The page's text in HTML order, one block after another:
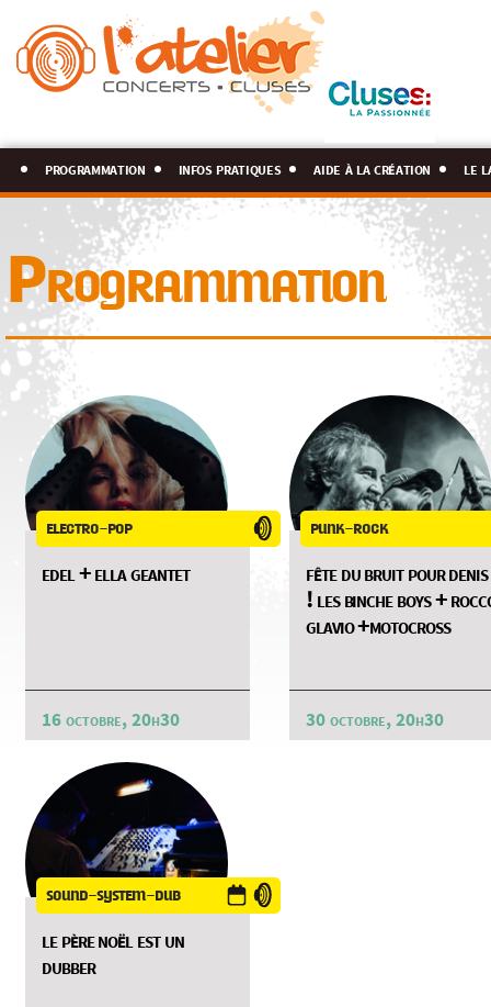
programmation infos pratiques aide à la création le
Programmation
electro-pop
edel + ella geantet
16 octobre, 20h30
punk-rock
fête du bruit pour denis
! les binche boys +
glavio +motocross
30 octobre, 20h30
sound-system-dub
le père noël est un
dubber